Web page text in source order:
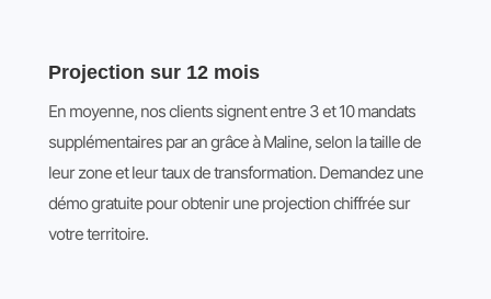
Projection sur 12 mois
En moyenne, nos clients signent entre 3 et 10 mandats
supplémentaires par an grâce à Maline, selon la taille de
leur zone et leur taux de transformation. Demandez une
démo gratuite pour obtenir une projection chiffrée sur
votre territoire.